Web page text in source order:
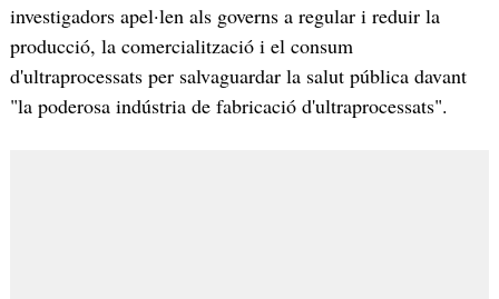
investigadors apel·len als governs a regular i reduir la
producció, la comercialització i el consum
d'ultraprocessats per salvaguardar la salut pública davant
"la poderosa indústria de fabricació d'ultraprocessats".